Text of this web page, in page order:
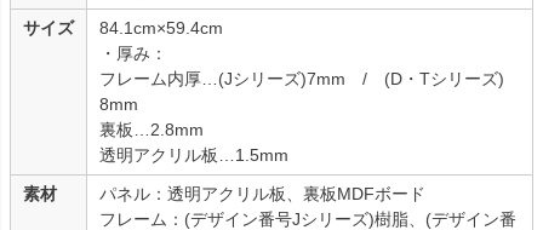
サイズ
84.1cm×59.4cm
・厚み：
フレーム内厚…(Jシリーズ)7mm / (D・Tシリーズ)
8mm
裏板…2.8mm
透明アクリル板…1.5mm
素材
パネル：透明アクリル板、裏板MDFボード
フレーム：(デザイン番号Jシリーズ)樹脂、(デザイン番